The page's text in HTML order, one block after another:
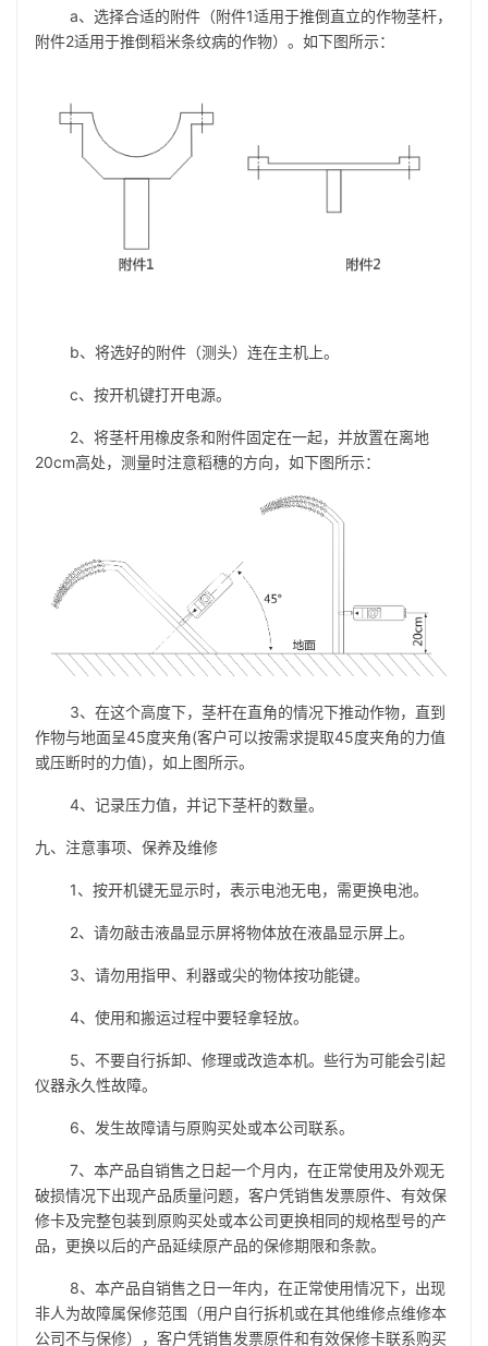
a、选择合适的附件（附件1适用于推倒直立的作物茎杆，
附件2适用于推倒稻米条纹病的作物）。如下图所示：
b、将选好的附件（测头）连在主机上。
c、按开机键打开电源。
2、将茎杆用橡皮条和附件固定在一起，并放置在离地
20cm高处，测量时注意稻穗的方向，如下图所示：
3、在这个高度下，茎杆在直角的情况下推动作物，直到
作物与地面呈45度夹角(客户可以按需求提取45度夹角的力值
或压断时的力值)，如上图所示。
4、记录压力值，并记下茎杆的数量。
九、注意事项、保养及维修
1、按开机键无显示时，表示电池无电，需更换电池。
2、请勿敲击液晶显示屏将物体放在液晶显示屏上。
3、请勿用指甲、利器或尖的物体按功能键。
4、使用和搬运过程中要轻拿轻放。
5、不要自行拆卸、修理或改造本机。些行为可能会引起
仪器永久性故障。
6、发生故障请与原购买处或本公司联系。
7、本产品自销售之日起一个月内，在正常使用及外观无
破损情况下出现产品质量问题，客户凭销售发票原件、有效保
修卡及完整包装到原购买处或本公司更换相同的规格型号的产
品，更换以后的产品延续原产品的保修期限和条款。
8、本产品自销售之日一年内，在正常使用情况下，出现
非人为故障属保修范围（用户自行拆机或在其他维修点维修本
公司不与保修），客户凭销售发票原件和有效保修卡联系购买